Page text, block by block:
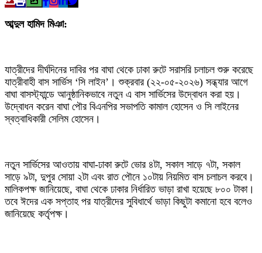
আব্দুল হামিদ মিঞা:
যাত্রীদের দীর্ঘদিনের দাবির পর বাঘা থেকে ঢাকা রুটে সরাসরি চলাচল শুরু করেছে
যাত্রীবাহী বাস সার্ভিস ‘সি লাইন’। শুক্রবার (২২-০৫-২০২৬) সন্ধ্যার আগে
বাঘা বাসস্ট্যান্ডে আনুষ্ঠানিকভাবে নতুন এ বাস সার্ভিসের উদ্বোধন করা হয়।
উদ্বোধন করেন বাঘা পৌর বিএনপির সভাপতি কামাল হোসেন ও সি লাইনের
স্বত্বাধিকারী সেলিম হোসেন।
নতুন সার্ভিসের আওতায় বাঘা-ঢাকা রুটে ভোর ৪টা, সকাল সাড়ে ৭টা, সকাল
সাড়ে ৯টা, দুপুর সোয়া ২টা এবং রাত পৌনে ১০টায় নিয়মিত বাস চলাচল করবে।
মালিকপক্ষ জানিয়েছে, বাঘা থেকে ঢাকার নির্ধারিত ভাড়া রাখা হয়েছে ৮০০ টাকা।
তবে ঈদের এক সপ্তাহ পর যাত্রীদের সুবিধার্থে ভাড়া কিছুটা কমানো হবে বলেও
জানিয়েছে কর্তৃপক্ষ।